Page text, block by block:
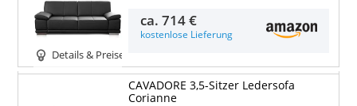
Details & Preise
ca.714 €
kostenlose Lieferung
CAVADORE 3,5-Sitzer Ledersofa
Corianne